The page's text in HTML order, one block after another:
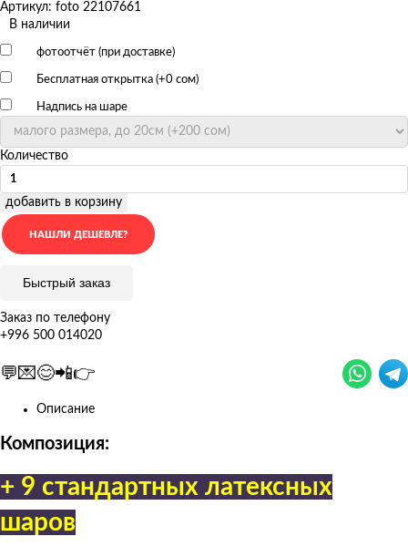
Артикул: foto 22107661
В наличии
фотоотчёт (при доставке)
Бесплатная открытка (+0 сом)
Надпись на шаре
Количество
добавить в корзину
Быстрый заказ
Заказ по телефону
+996 500 014020
💬💌😊📲👉
Описание
Композиция:
+ 9 стандартных латексных
шаров